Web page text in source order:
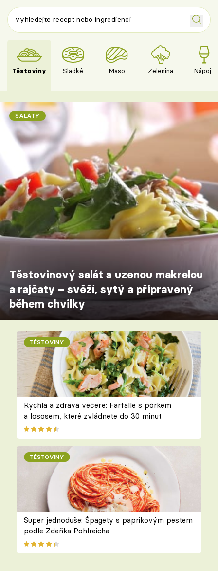
Těstoviny Sladké Maso Zelenina Nápoje
SALÁTY
Těstovinový salát s uzenou makrelou
a rajčaty – svěží, sytý a připravený
během chvilky
TĚSTOVINY
Rychlá a zdravá večeře: Farfalle s pórkem
a lososem, které zvládnete do 30 minut
TĚSTOVINY
Super jednoduše: Špagety s paprikovým pestem
podle Zdeňka Pohlreicha